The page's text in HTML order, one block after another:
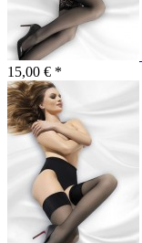
15,00 € *